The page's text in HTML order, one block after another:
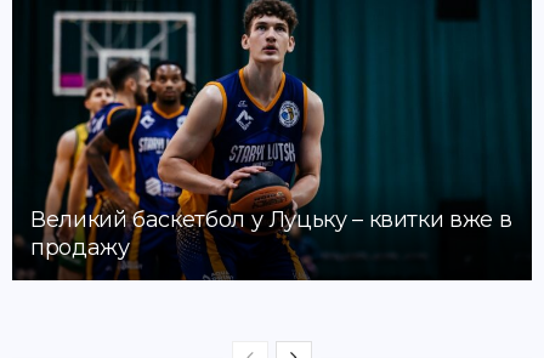
Великий баскетбол у Луцьку – квитки вже в
продажу